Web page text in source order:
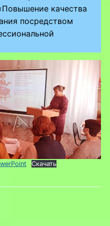
качества
посредством
Скачать